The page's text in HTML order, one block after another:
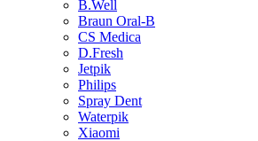
B.Well
Braun Oral-B
CS Medica
D.Fresh
Jetpik
Philips
Spray Dent
Waterpik
Xiaomi